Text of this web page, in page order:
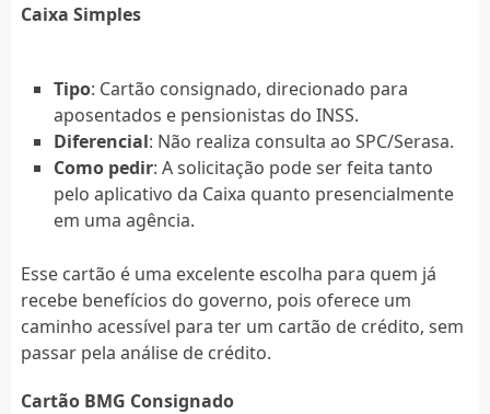
Caixa Simples
Tipo: Cartão consignado, direcionado para
aposentados e pensionistas do INSS.
Diferencial: Não realiza consulta ao SPC/Serasa.
Como pedir: A solicitação pode ser feita tanto
pelo aplicativo da Caixa quanto presencialmente
em uma agência.
Esse cartão é uma excelente escolha para quem já
recebe benefícios do governo, pois oferece um
caminho acessível para ter um cartão de crédito, sem
passar pela análise de crédito.
Cartão BMG Consignado